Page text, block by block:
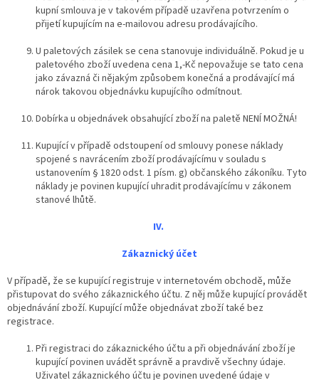
kupní smlouva je v takovém případě uzavřena potvrzením o
přijetí kupujícím na e-mailovou adresu prodávajícího.
U paletových zásilek se cena stanovuje individuálně. Pokud je u
paletového zboží uvedena cena 1,-Kč nepovažuje se tato cena
jako závazná či nějakým způsobem konečná a prodávající má
nárok takovou objednávku kupujícího odmítnout.
Dobírka u objednávek obsahující zboží na paletě NENÍ MOŽNÁ!
Kupující v případě odstoupení od smlouvy ponese náklady
spojené s navrácením zboží prodávajícímu v souladu s
ustanovením § 1820 odst. 1 písm. g) občanského zákoníku. Tyto
náklady je povinen kupující uhradit prodávajícímu v zákonem
stanové lhůtě.
IV.
Zákaznický účet
V případě, že se kupující registruje v internetovém obchodě, může
přistupovat do svého zákaznického účtu. Z něj může kupující provádět
objednávání zboží. Kupující může objednávat zboží také bez
registrace.
Při registraci do zákaznického účtu a při objednávání zboží je
kupující povinen uvádět správně a pravdivě všechny údaje.
Uživatel zákaznického účtu je povinen uvedené údaje v